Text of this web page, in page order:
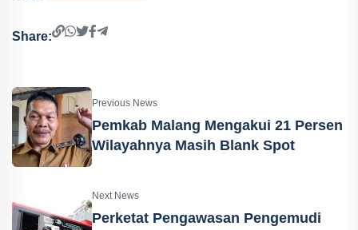
Share:
Previous News
Pemkab Malang Mengakui 21 Persen
Wilayahnya Masih Blank Spot
Next News
Perketat Pengawasan Pengemudi